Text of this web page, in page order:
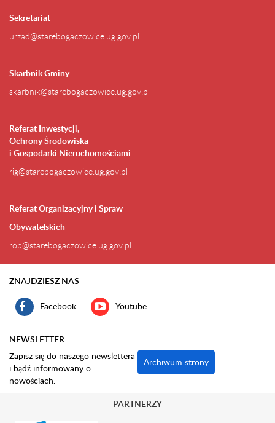
Sekretariat
urzad@starebogaczowice.ug.gov.pl
Skarbnik Gminy
skarbnik@starebogaczowice.ug.gov.pl
Referat Inwestycji,
Ochrony Środowiska
i Gospodarki Nieruchomościami
rig@starebogaczowice.ug.gov.pl
Referat Organizacyjny i Spraw
Obywatelskich
rop@starebogaczowice.ug.gov.pl
ZNAJDZIESZ NAS
Facebook Youtube
NEWSLETTER
Zapisz się do naszego newslettera
i bądź informowany o
nowościach.
Archiwum strony
PARTNERZY